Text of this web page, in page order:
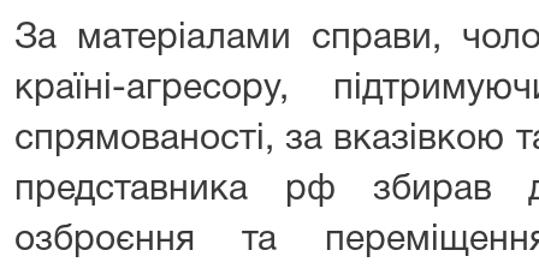
За матеріалами справи,
країні-агресору,
спрямованості, за вказівкою
представника рф збирав
озброєння та